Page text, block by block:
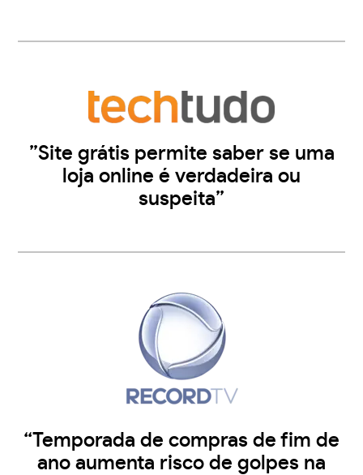
”Site grátis permite saber se uma
loja online é verdadeira ou
suspeita”
“Temporada de compras de fim de
ano aumenta risco de golpes na